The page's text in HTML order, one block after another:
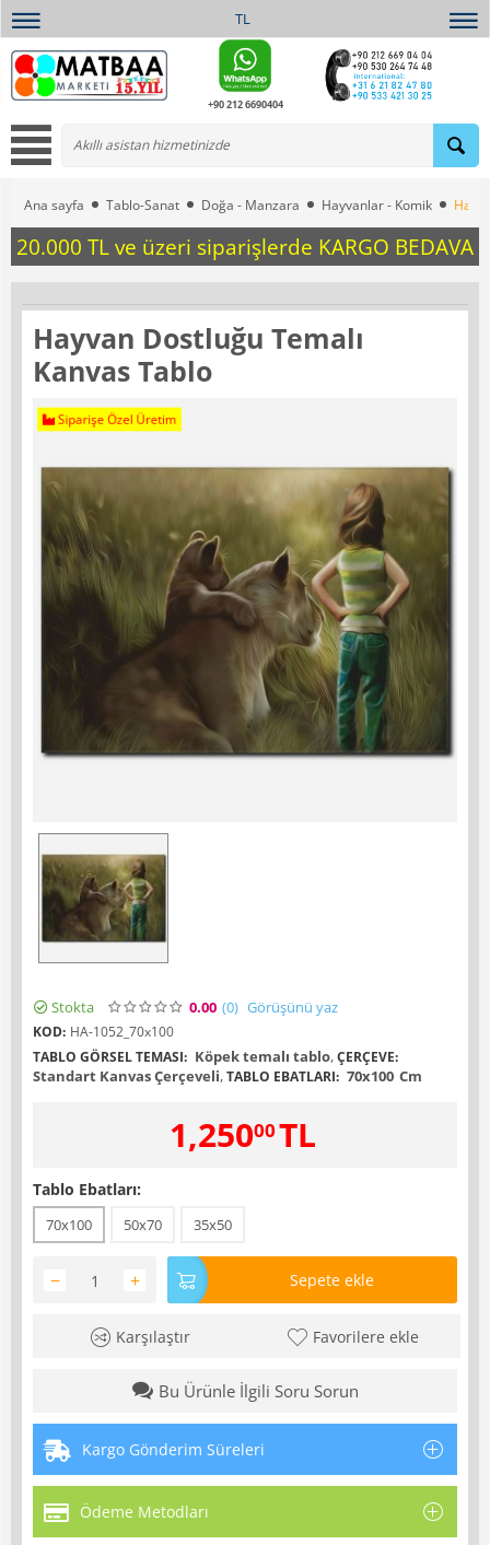
TL
+90 212 6690404
Ana sayfa Tablo-Sanat Doğa - Manzara Hayvanlar - Komik
20.000 TL ve üzeri siparişlerde KARGO BEDAVA
Hayvan Dostluğu Temalı
Kanvas Tablo
Siparişe Özel Üretim
Stokta 0.00 (0) Görüşünü yaz
KOD: HA-1052_70x100
TABLO GÖRSEL TEMASI: Köpek temalı tablo,ÇERÇEVE:
Standart Kanvas Çerçeveli,TABLO EBATLARI: 70x100 Cm
1,25000TL
Tablo Ebatları:
70x100 50x70 35x50
+
− Sepete ekle
Karşılaştır Favorilere ekle
Bu Ürünle İlgili Soru Sorun
Kargo Gönderim Süreleri
Ödeme Metodları